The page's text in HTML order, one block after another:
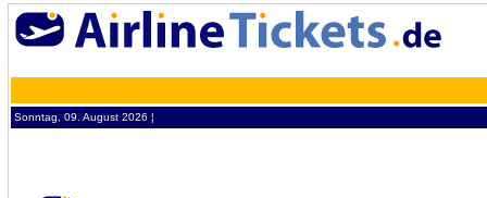
Sonntag, 09. August 2026 ¦